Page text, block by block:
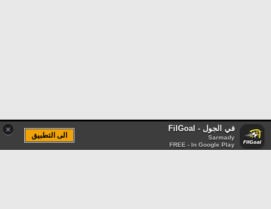
× في الجول - FilGoal
Sarmady
FREE - In Google Play
الى التطبيق